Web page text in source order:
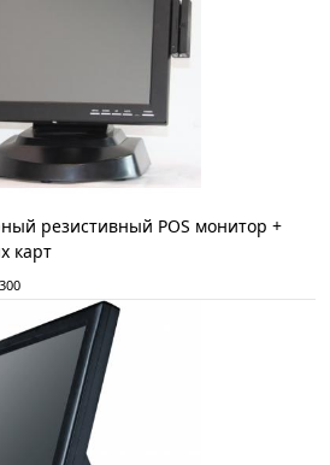
резистивный POS монитор +
карт